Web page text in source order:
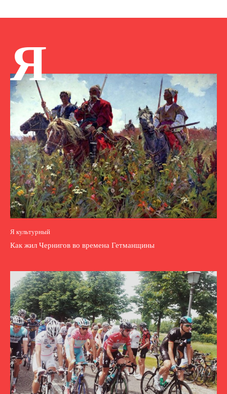
Я
Я культурный
Как жил Чернигов во времена Гетманщины